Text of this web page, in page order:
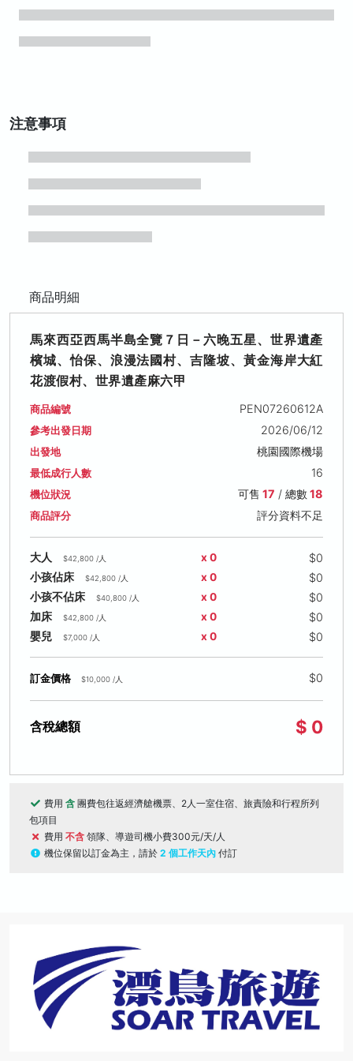
注意事項
商品明細
馬來西亞西馬半島全覽７日－六晚五星、世界遺產
檳城、怡保、浪漫法國村、吉隆坡、黃金海岸大紅
花渡假村、世界遺產麻六甲
商品編號 PEN07260612A
參考出發日期 2026/06/12
出發地 桃園國際機場
最低成行人數 16
機位狀況 可售 17 / 總數18
商品評分 評分資料不足
大人 $42,800 /人 x 0 $0
小孩佔床 $42,800 /人 x 0 $0
小孩不佔床 $40,800 /人 x 0 $0
加床 $42,800 /人 x 0 $0
嬰兒 $7,000 /人 x 0 $0
訂金價格 $10,000 /人 $0
含稅總額 $ 0
費用 含 團費包往返經濟艙機票、2人一室住宿、旅責險和行程所列
包項目
費用 不含 領隊、導遊司機小費300元/天/人
機位保留以訂金為主，請於 2 個工作天內 付訂